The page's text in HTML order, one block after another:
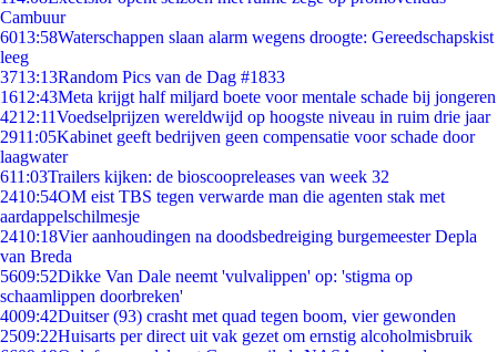
Cambuur
6013:58Waterschappen slaan alarm wegens droogte: Gereedschapskist
leeg
3713:13Random Pics van de Dag #1833
1612:43Meta krijgt half miljard boete voor mentale schade bij jongeren
4212:11Voedselprijzen wereldwijd op hoogste niveau in ruim drie jaar
2911:05Kabinet geeft bedrijven geen compensatie voor schade door
laagwater
611:03Trailers kijken: de bioscoopreleases van week 32
2410:54OM eist TBS tegen verwarde man die agenten stak met
aardappelschilmesje
2410:18Vier aanhoudingen na doodsbedreiging burgemeester Depla
van Breda
5609:52Dikke Van Dale neemt 'vulvalippen' op: 'stigma op
schaamlippen doorbreken'
4009:42Duitser (93) crasht met quad tegen boom, vier gewonden
2509:22Huisarts per direct uit vak gezet om ernstig alcoholmisbruik